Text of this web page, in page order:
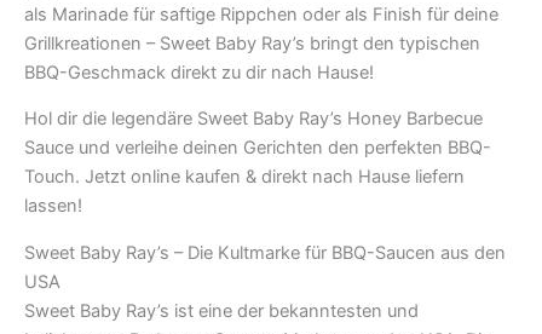
als Marinade für saftige Rippchen oder als Finish für deine
Grillkreationen – Sweet Baby Ray’s bringt den typischen
BBQ-Geschmack direkt zu dir nach Hause!
Hol dir die legendäre Sweet Baby Ray’s Honey Barbecue
Sauce und verleihe deinen Gerichten den perfekten BBQ-
Touch. Jetzt online kaufen & direkt nach Hause liefern
lassen!
Sweet Baby Ray’s – Die Kultmarke für BBQ-Saucen aus den
USA
Sweet Baby Ray’s ist eine der bekanntesten und